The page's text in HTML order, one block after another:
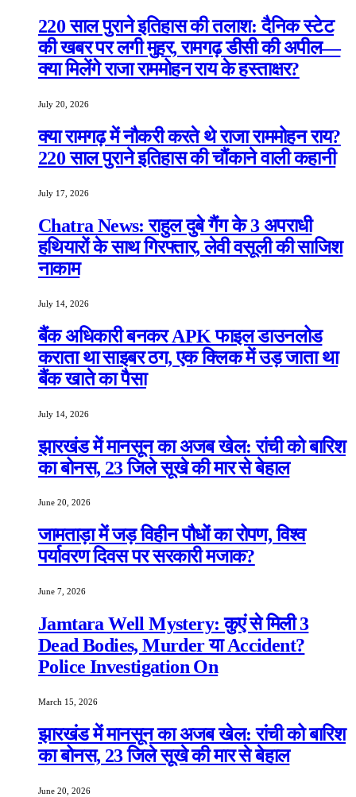
220 साल पुराने इतिहास की तलाश: दैनिक स्टेट
की खबर पर लगी मुहर, रामगढ़ डीसी की अपील—
क्या मिलेंगे राजा राममोहन राय के हस्ताक्षर?
July 20, 2026
क्या रामगढ़ में नौकरी करते थे राजा राममोहन राय?
220 साल पुराने इतिहास की चौंकाने वाली कहानी
July 17, 2026
Chatra News: राहुल दुबे गैंग के 3 अपराधी
हथियारों के साथ गिरफ्तार, लेवी वसूली की साजिश
नाकाम
July 14, 2026
बैंक अधिकारी बनकर APK फाइल डाउनलोड
कराता था साइबर ठग, एक क्लिक में उड़ जाता था
बैंक खाते का पैसा
July 14, 2026
झारखंड में मानसून का अजब खेल: रांची को बारिश
का बोनस, 23 जिले सूखे की मार से बेहाल
June 20, 2026
जामताड़ा में जड़ विहीन पौधों का रोपण, विश्व
पर्यावरण दिवस पर सरकारी मजाक?
June 7, 2026
Jamtara Well Mystery: कुएं से मिली 3
Dead Bodies, Murder या Accident?
Police Investigation On
March 15, 2026
झारखंड में मानसून का अजब खेल: रांची को बारिश
का बोनस, 23 जिले सूखे की मार से बेहाल
June 20, 2026